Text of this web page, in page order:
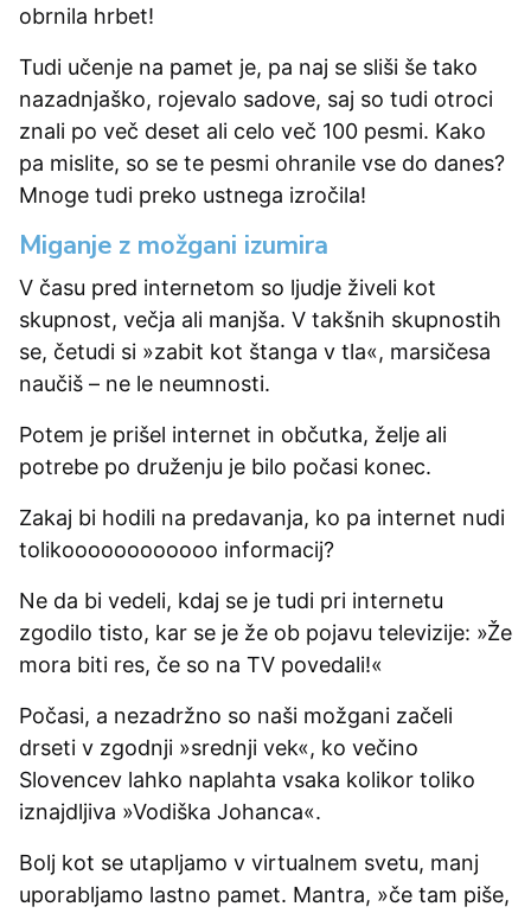
obrnila hrbet!
Tudi učenje na pamet je, pa naj se sliši še tako
nazadnjaško, rojevalo sadove, saj so tudi otroci
znali po več deset ali celo več 100 pesmi. Kako
pa mislite, so se te pesmi ohranile vse do danes?
Mnoge tudi preko ustnega izročila!
Miganje z možgani izumira
V času pred internetom so ljudje živeli kot
skupnost, večja ali manjša. V takšnih skupnostih
se, četudi si »zabit kot štanga v tla«, marsičesa
naučiš – ne le neumnosti.
Potem je prišel internet in občutka, želje ali
potrebe po druženju je bilo počasi konec.
Zakaj bi hodili na predavanja, ko pa internet nudi
tolikoooooooooooo informacij?
Ne da bi vedeli, kdaj se je tudi pri internetu
zgodilo tisto, kar se je že ob pojavu televizije: »Že
mora biti res, če so na TV povedali!«
Počasi, a nezadržno so naši možgani začeli
drseti v zgodnji »srednji vek«, ko večino
Slovencev lahko naplahta vsaka kolikor toliko
iznajdljiva »Vodiška Johanca«.
Bolj kot se utapljamo v virtualnem svetu, manj
uporabljamo lastno pamet. Mantra, »če tam piše,